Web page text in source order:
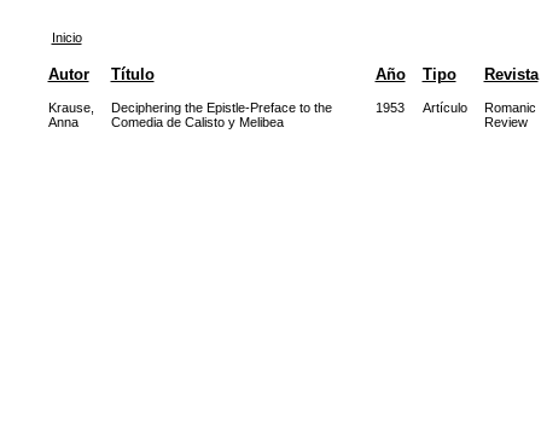
Inicio
Autor Título Año Tipo Revista
Krause,
Anna
Deciphering the Epistle-Preface to the
Comedia de Calisto y Melibea
1953 Artículo
Romanic
Review